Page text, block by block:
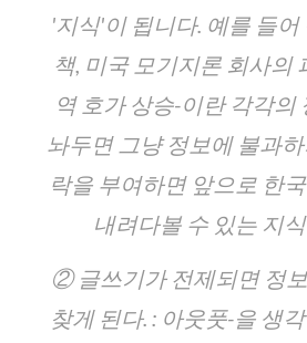
'지식'이 됩니다. 예를 들
책, 미국 모기지론 회사의
역 호가 상승-이란 각각의
놔두면 그냥 정보에 불과
락을 부여하면 앞으로 한
내려다볼 수 있는 지
② 글쓰기가 전제되면 정
찾게 된다. : 아웃풋-을 생